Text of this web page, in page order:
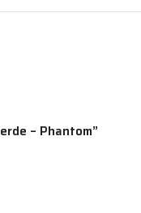
– Phantom”